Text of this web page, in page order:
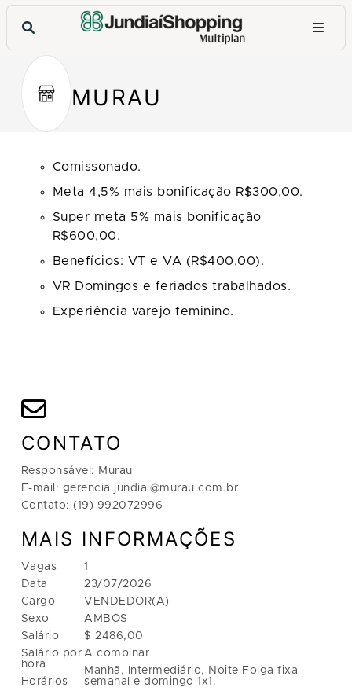
MURAU
CONTATO
Responsável: Murau
E-mail: gerencia.jundiai@murau.com.br
Contato: (19) 992072996
MAIS INFORMAÇÕES
Vagas
Data
Cargo
Sexo
Salário
Salário por
hora
Horários
1
23/07/2026
VENDEDOR(A)
AMBOS
$ 2486,00
A combinar
Manhã, Intermediário, Noite Folga fixa
semanal e domingo 1x1.
Comissonado.
Meta 4,5% mais bonificação R$300,00.
Super meta 5% mais bonificação
R$600,00.
Benefícios: VT e VA (R$400,00).
VR Domingos e feriados trabalhados.
Experiência varejo feminino.